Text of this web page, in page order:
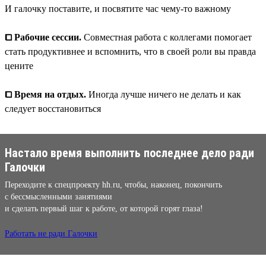
И галочку поставите, и посвятите час чему-то важному
⧠ Рабочие сессии. Совместная работа с коллегами помогает
стать продуктивнее и вспомнить, что в своей роли вы правда
цените
⧠ Время на отдых. Иногда лучше ничего не делать и как
следует восстановиться
Настало время выполнить последнее дело ради
Галочки
Переходите к спецпроекту hh.ru, чтобы, наконец, покончить
с бессмысленными занятиями
и сделать первый шаг к работе, от которой горят глаза!
Работать не ради Галочки